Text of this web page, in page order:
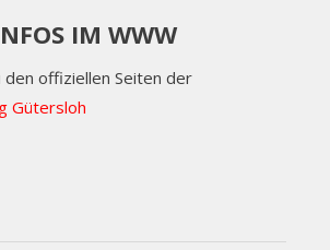
IM WWW
offiziellen Seiten der
Gütersloh